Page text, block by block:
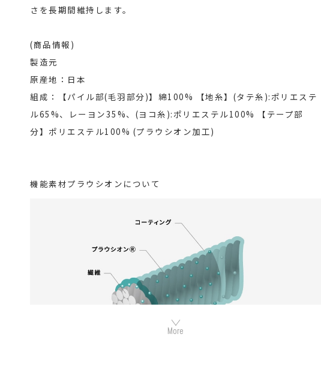
さを長期間維持します。
(商品情報)
製造元
原産地：日本
組成：【パイル部(毛羽部分)】綿100% 【地糸】(タテ糸):ポリエステ
ル65%、レーヨン35%、(ヨコ糸):ポリエステル100% 【テープ部
分】ポリエステル100% (プラウシオン加工)
機能素材プラウシオンについて